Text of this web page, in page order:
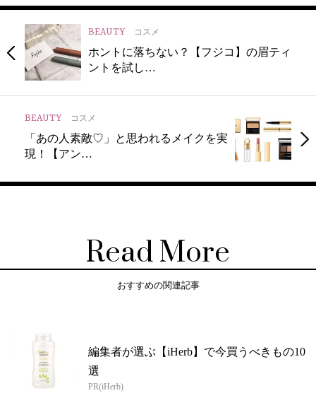
BEAUTY コスメ
ホントに落ちない？【フジコ】の眉ティ
ントを試し…
BEAUTY コスメ
「あの人素敵♡」と思われるメイクを実
現！【アン…
Read More
おすすめの関連記事
編集者が選ぶ【iHerb】で今買うべきもの10
選
PR(iHerb)